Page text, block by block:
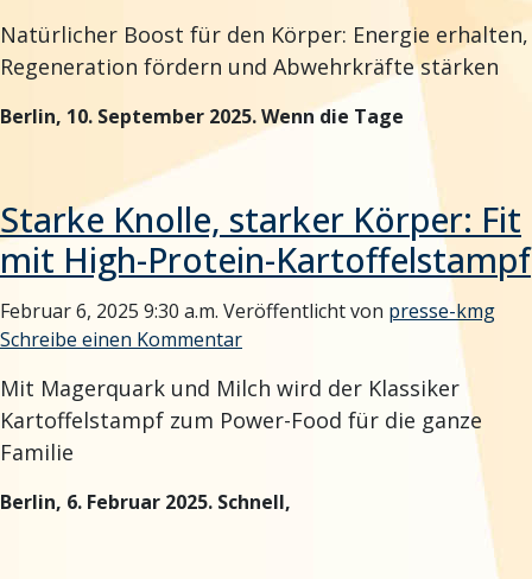
Natürlicher Boost für den Körper: Energie erhalten,
Regeneration fördern und Abwehrkräfte stärken
Berlin, 10. September 2025.Wenn die Tage
Starke Knolle, starker Körper: Fit
mit High-Protein-Kartoffelstampf
Februar 6, 2025 9:30 a.m. Veröffentlicht von presse-kmg
Schreibe einen Kommentar
Mit Magerquark und Milch wird der Klassiker
Kartoffelstampf zum Power-Food für die ganze
Familie
Berlin, 6. Februar 2025. Schnell,